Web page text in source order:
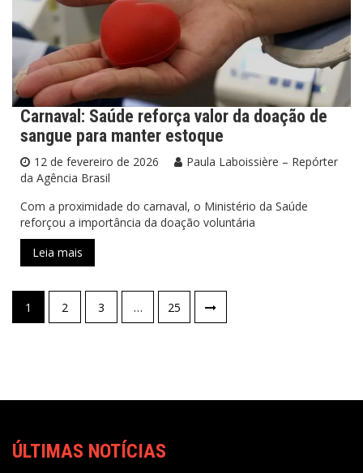
Carnaval: Saúde reforça valor da doação de
sangue para manter estoque
12 de fevereiro de 2026
Paula Laboissière – Repórter
da Agência Brasil
Com a proximidade do carnaval, o Ministério da Saúde
reforçou a importância da doação voluntária
Leia mais
1 2 3 … 25
ÚLTIMAS NOTÍCIAS